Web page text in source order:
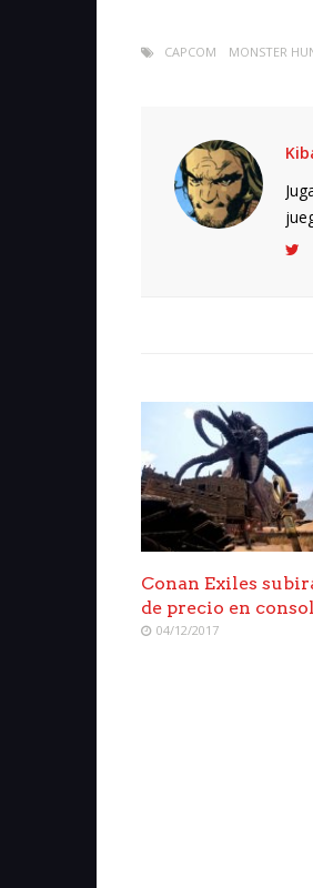
CAPCOM MONSTER
Conan Exiles
de precio en
04/12/2017